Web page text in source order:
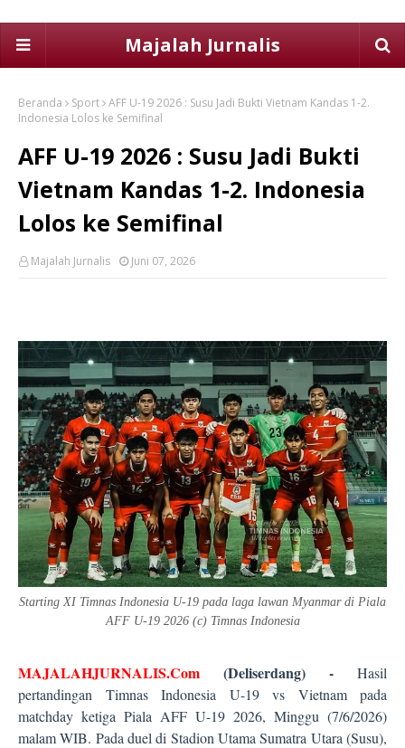
Majalah Jurnalis
Beranda Sport AFF U-19 2026 : Susu Jadi Bukti Vietnam Kandas 1-2.
Indonesia Lolos ke Semifinal
AFF U-19 2026 : Susu Jadi Bukti
Vietnam Kandas 1-2. Indonesia
Lolos ke Semifinal
Majalah Jurnalis Juni 07, 2026
Starting XI Timnas Indonesia U-19 pada laga lawan Myanmar di Piala
AFF U-19 2026 (c) Timnas Indonesia
MAJALAHJURNALIS.Com (Deliserdang) - Hasil
pertandingan Timnas Indonesia U-19 vs Vietnam pada
matchday ketiga Piala AFF U-19 2026, Minggu (7/6/2026)
malam WIB. Pada duel di Stadion Utama Sumatra Utara (Susu),